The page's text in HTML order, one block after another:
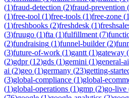
(1)fraud-detection (2)fraud-prevention (
(1)free-tool (1)free-tools (1)free-zone (1
(1)freshbooks (2)freshdesk (1)
(3)fruugo (1)fta (1)fulfillment (7)
(2)fundraising (1)funnel-builder(2)
(3)future-of-work (1)gantt (1)gateway (
(2)gdpr(12)gds (1)gemini (1)general-ai
ai (2)geo (1)germany (23)getting-
(3)global-compliance (1)global-
(1)global-operations (1)gmp (2)go-live